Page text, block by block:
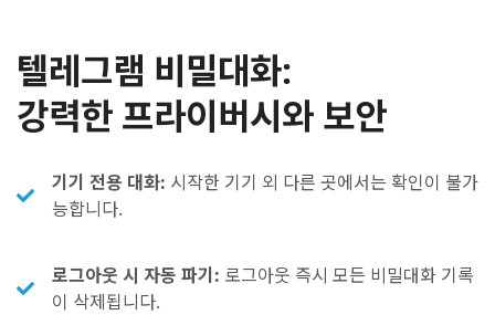
텔레그램 비밀대화:
강력한 프라이버시와 보안
기기 전용 대화: 시작한 기기 외 다른 곳에서는 확인이 불가
능합니다.
로그아웃 시 자동 파기: 로그아웃 즉시 모든 비밀대화 기록
이 삭제됩니다.